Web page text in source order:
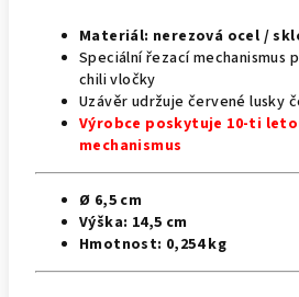
Materiál: nerezová ocel /
Speciálnířezacímechanismus
chilivločky
Uzávěr udržuje červené lusky
Výrobce poskytuje 10-ti
mechanismus
Ø 6,5 cm
Výška: 14,5 cm
Hmotnost: 0,254 kg